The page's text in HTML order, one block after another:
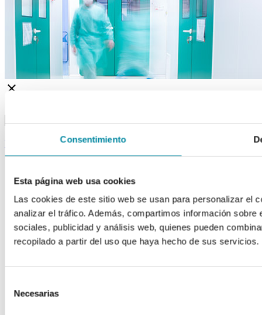
Consentimiento
Esta página web usa cookies
Las cookies de este sitio web se usan para personalizar el
analizar el tráfico. Además, compartimos información
sociales, publicidad y análisis web, quienes pueden
recopilado a partir del uso que haya hecho de sus servicios.
Necesarias
close
back to top